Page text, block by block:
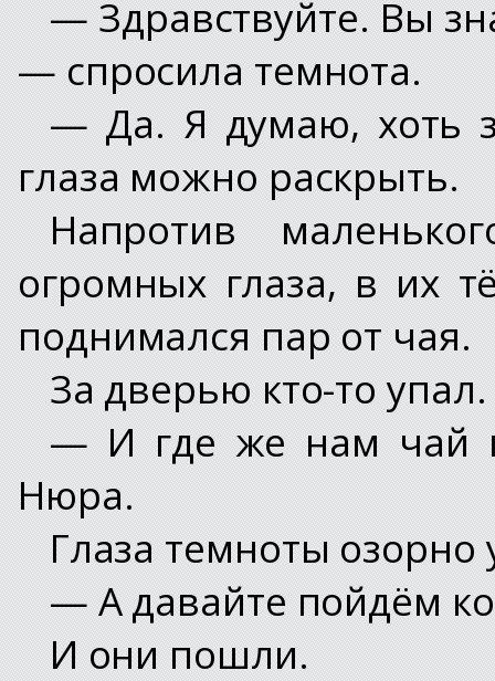
— Здравствуйте. Вы
— спросила темнота.
— Да. Я думаю, хоть
глаза можно раскрыть.
Напротив
огромных глаза, в их
поднимался пар от чая.
За дверью кто-то упал.
— И где же нам чай
Нюра.
Глаза темноты озорно
— А давайте пойдём
И они пошли.